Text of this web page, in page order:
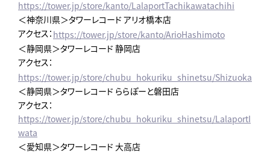
https://tower.jp/store/kanto/LalaportTachikawatachihi
＜神奈川県＞タワーレコード アリオ橋本店
アクセス： https://tower.jp/store/kanto/ArioHashimoto
＜静岡県＞タワーレコード 静岡店
アクセス：
https://tower.jp/store/chubu_hokuriku_shinetsu/Shizuoka
＜静岡県＞タワーレコード ららぽーと磐田店
アクセス：
https://tower.jp/store/chubu_hokuriku_shinetsu/LalaportI
wata
＜愛知県＞タワーレコード 大高店